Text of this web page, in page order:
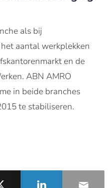
als bij
aantal werkplekken
en de
ABN AMRO
in beide branches
te stabiliseren.